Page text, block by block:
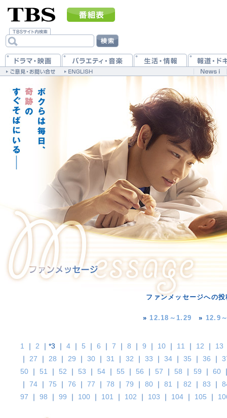
ファンメッセージへの
»12.18～1.29 » 12.9
1 ｜ 2 ｜*3 ｜ 4 ｜ 5 ｜ 6 ｜ 7 ｜ 8 ｜ 9 ｜ 10 ｜ 11 ｜ 12 ｜ 13
｜ 27 ｜ 28 ｜ 29 ｜ 30 ｜ 31 ｜ 32 ｜ 33 ｜ 34 ｜ 35 ｜ 36 ｜
50 ｜ 51 ｜ 52 ｜ 53 ｜ 54 ｜ 55 ｜ 56 ｜ 57 ｜ 58 ｜ 59 ｜ 60
｜ 74 ｜ 75 ｜ 76 ｜ 77 ｜ 78 ｜ 79 ｜ 80 ｜ 81 ｜ 82 ｜ 83 ｜
97 ｜ 98 ｜ 99 ｜ 100 ｜ 101 ｜ 102 ｜ 103 ｜ 104 ｜ 105 ｜